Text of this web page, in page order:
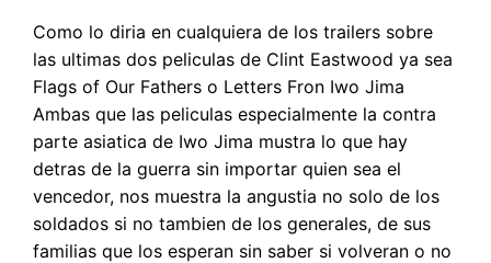
Como lo diria en cualquiera de los trailers sobre
las ultimas dos peliculas de Clint Eastwood ya sea
Flags of Our Fathers o Letters Fron Iwo Jima
Ambas que las peliculas especialmente la contra
parte asiatica de Iwo Jima mustra lo que hay
detras de la guerra sin importar quien sea el
vencedor, nos muestra la angustia no solo de los
soldados si no tambien de los generales, de sus
familias que los esperan sin saber si volveran o no